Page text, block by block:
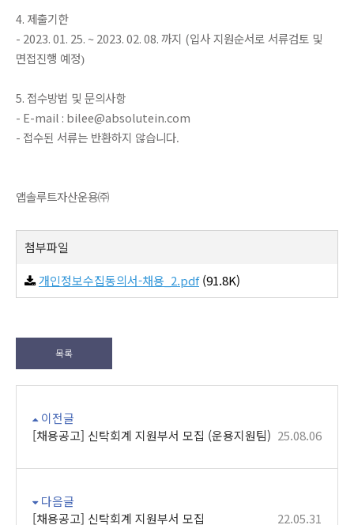
4. 제출기한
- 2023. 01. 25. ~ 2023. 02. 08.까지 (입사지원순서로 서류검토 및
면접진행 예정)
5. 접수방법 및 문의사항
- E-mail : bilee@absolutein.com
- 접수된 서류는 반환하지 않습니다.
앱솔루트자산운용㈜
첨부파일
개인정보수집동의서-채용_2.pdf(91.8K)
목록
이전글
[채용공고] 신탁회계 지원부서 모집 (운용지원팀) 25.08.06
다음글
[채용공고] 신탁회계 지원부서 모집
22.05.31